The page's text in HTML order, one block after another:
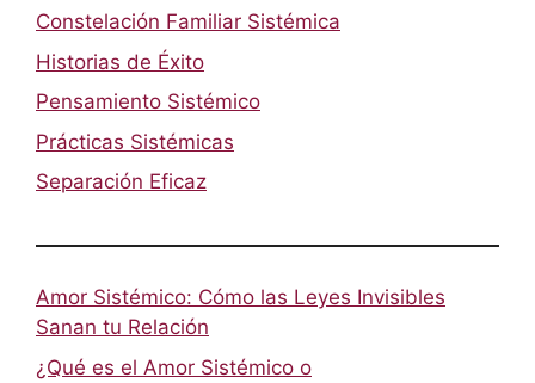
Constelación Familiar Sistémica
Historias de Éxito
Pensamiento Sistémico
Prácticas Sistémicas
Separación Eficaz
Amor Sistémico: Cómo las Leyes Invisibles
Sanan tu Relación
¿Qué es el Amor Sistémico o